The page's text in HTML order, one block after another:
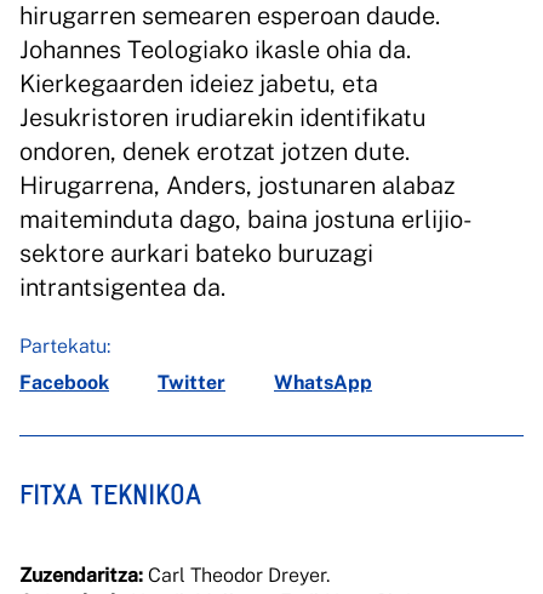
hirugarren semearen esperoan daude.
Johannes Teologiako ikasle ohia da.
Kierkegaarden ideiez jabetu, eta
Jesukristoren irudiarekin identifikatu
ondoren, denek erotzat jotzen dute.
Hirugarrena, Anders, jostunaren alabaz
maiteminduta dago, baina jostuna erlijio-
sektore aurkari bateko buruzagi
intrantsigentea da.
Partekatu:
Facebook
Twitter WhatsApp
FITXA TEKNIKOA
Zuzendaritza: Carl Theodor Dreyer.